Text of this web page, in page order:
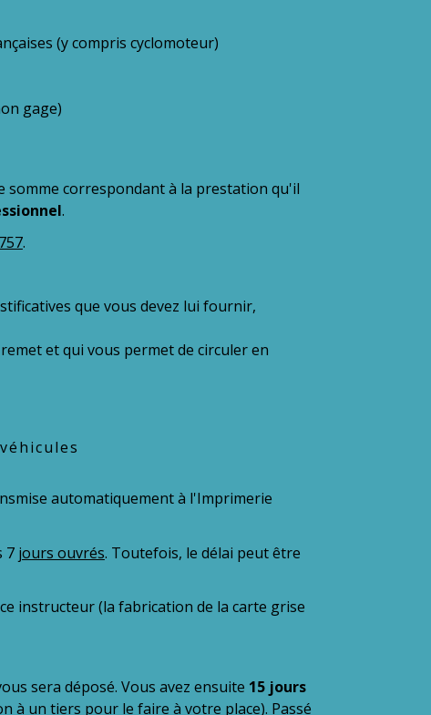
(y compris cyclomoteur)
gage)
somme correspondant à la prestation qu'il
.
.
que vous devez lui fournir,
et qui vous permet de circuler en
automatiquement à l'Imprimerie
7 jours ouvrés. Toutefois, le délai peut être
instructeur (la fabrication de la carte grise
sera déposé. Vous avez ensuite 15 jours
à un tiers pour le faire à votre place). Passé